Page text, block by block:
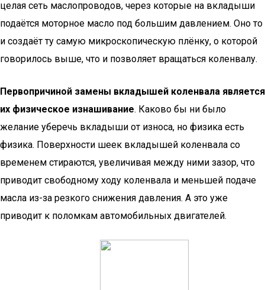
целая сеть маслопроводов, через которые на вкладыши
подаётся моторное масло под большим давлением. Оно то
и создаёт ту самую микроскопическую плёнку, о которой
говорилось выше, что и позволяет вращаться коленвалу.
Первопричиной замены вкладышей коленвала является
их физическое изнашивание. Каково бы ни было
желание уберечь вкладыши от износа, но физика есть
физика. Поверхности шеек вкладышей коленвала со
временем стираются, увеличивая между ними зазор, что
приводит свободному ходу коленвала и меньшей подаче
масла из-за резкого снижения давления. А это уже
приводит к поломкам автомобильных двигателей.